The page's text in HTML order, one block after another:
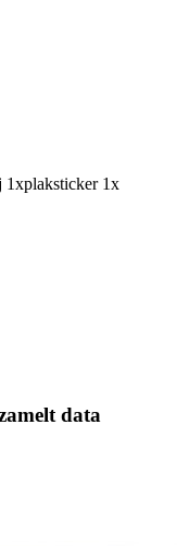
1xplaksticker 1x
data